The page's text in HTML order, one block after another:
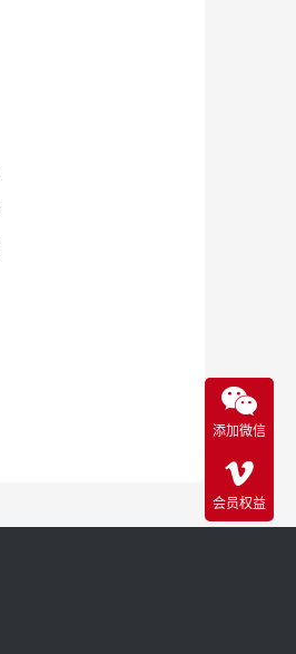
添加微信
会员权益